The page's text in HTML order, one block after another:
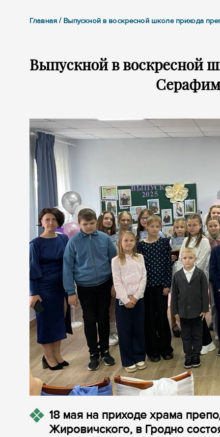
Главная / Выпускной в воскресной школе прихода
Выпускной в воскресной
18 мая на приходе храма
Жировичского, в Гродно